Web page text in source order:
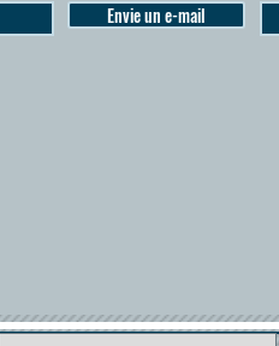
Envie un e-mail